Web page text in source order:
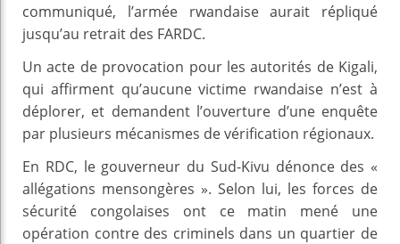
communiqué, l’armée rwandaise aurait répliqué
jusqu’au retrait des FARDC.
Un acte de provocation pour les autorités de Kigali,
qui affirment qu’aucune victime rwandaise n’est à
déplorer, et demandent l’ouverture d’une enquête
par plusieurs mécanismes de vérification régionaux.
En RDC, le gouverneur du Sud-Kivu dénonce des «
allégations mensongères ». Selon lui, les forces de
sécurité congolaises ont ce matin mené une
opération contre des criminels dans un quartier de